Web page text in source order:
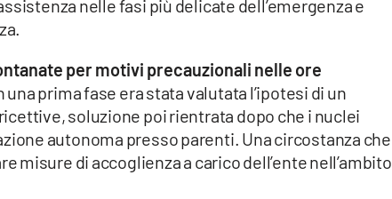
nelle fasi più delicate dell’emergenza e
per motivi precauzionali nelle ore
una prima fase era stata valutata l’ipotesi di un
soluzione poi rientrata dopo che i nuclei
autonoma presso parenti. Una circostanza che
misure di accoglienza a carico dell’ente nell’ambito